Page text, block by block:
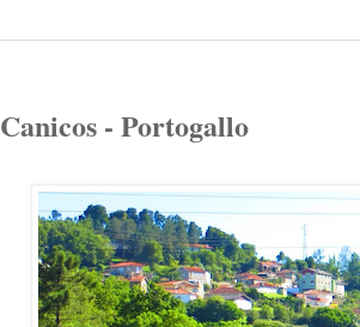
Canicos - Portogallo